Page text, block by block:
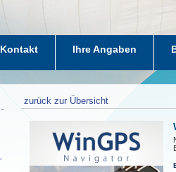
Kontakt Ihre Angaben
zurück zur Übersicht